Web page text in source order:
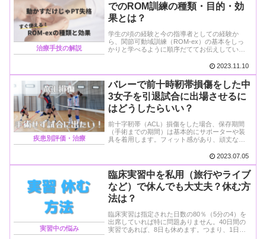
治療手技の解説
でのROM訓練の種類・目的・効
果とは？
学生の頃の経験と今の指導者としての経験か
ら、関節可動域訓練（ROM-ex）の基本をしっ
かりと学べるように順序だててお伝えしていき
2023.11.10
疾患別評価・治療
バレーで前十時靭帯損傷をした中
3女子を引退試合に出場させるに
はどうしたらいい？
前十字靭帯（ACL）損傷をした場合、保存期間
（手術までの期間）は基本的にサポーターや装
具を着用します。フィット感があり、頑丈なモ
2023.07.05
実習中の悩み
臨床実習中を私用（旅行やライブ
など）で休んでも大丈夫？休む方
法は？
臨床実習は指定された日数の80％（5分の4）を
出席していれば特に問題ありません。40日間の
実習であれば、8日も休めます。つまり、1日や